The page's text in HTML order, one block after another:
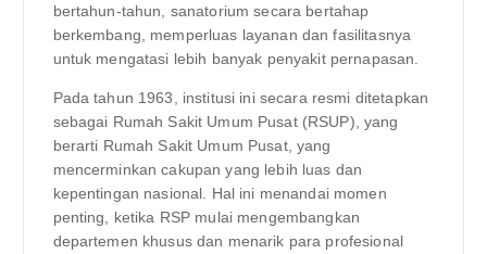
bertahun-tahun, sanatorium secara bertahap
berkembang, memperluas layanan dan fasilitasnya
untuk mengatasi lebih banyak penyakit pernapasan.
Pada tahun 1963, institusi ini secara resmi ditetapkan
sebagai Rumah Sakit Umum Pusat (RSUP), yang
berarti Rumah Sakit Umum Pusat, yang
mencerminkan cakupan yang lebih luas dan
kepentingan nasional. Hal ini menandai momen
penting, ketika RSP mulai mengembangkan
departemen khusus dan menarik para profesional